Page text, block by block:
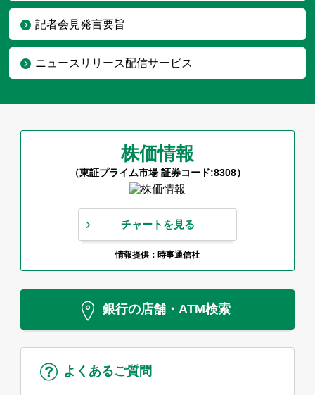
記者会見発言要旨
ニュースリリース配信サービス
株価情報
（東証プライム市場 証券コード:8308）
チャートを見る
情報提供：時事通信社
銀行の店舗・ATM検索
よくあるご質問